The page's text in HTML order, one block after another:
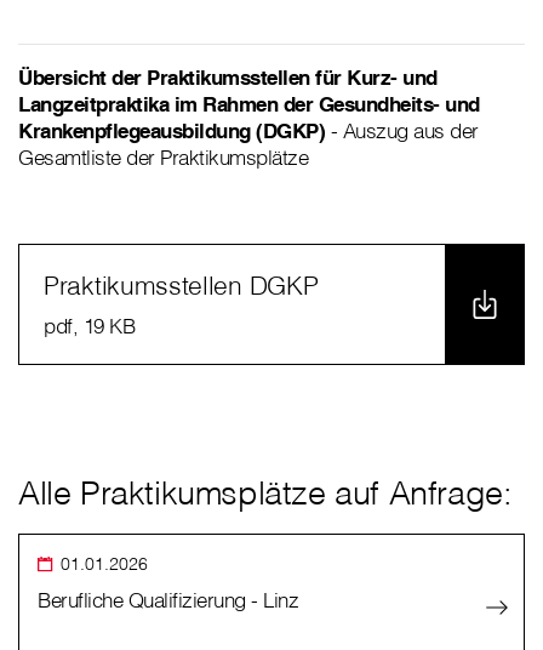
Übersicht der Praktikumsstellen für Kurz- und
Langzeitpraktika im Rahmen der Gesundheits- und
Krankenpflegeausbildung (DGKP) - Auszug aus der
Gesamtliste der Praktikumsplätze
Praktikumsstellen DGKP
pdf, 19 KB
Alle Praktikumsplätze auf Anfrage:
01.01.2026
Berufliche Qualifizierung - Linz